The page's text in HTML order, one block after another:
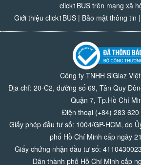
click1BUS trên mạng xã
Giới thiệu click1BUS| Bảo mật thông tin |
Công ty TNHH SiGlaz
Địa chỉ: 20-C2, đường số 69, Tân Quy
Quận 7, Tp.Hồ Chí
Điện thoại (+84) 283 620
Giấy phép đầu tư số: 1004/GP-HCM, do
phố Hồ Chí Minh cấp ngày
Giấy chứng nhận đầu tư số:
Dân thành phố Hồ Chí Minh cấp